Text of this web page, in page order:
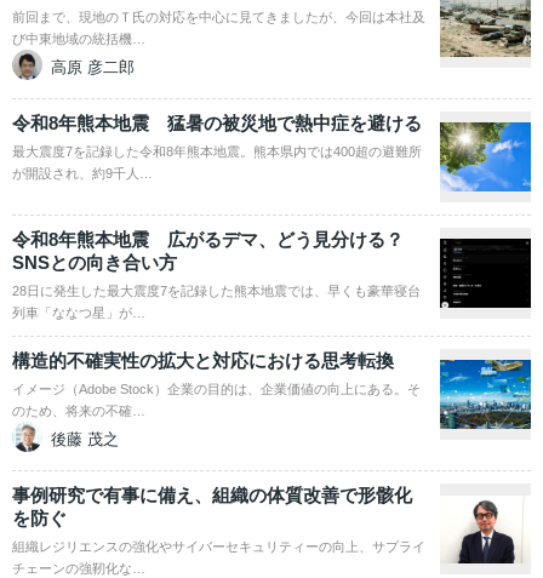
前回まで、現地のＴ氏の対応を中心に見てきましたが、今回は本社及
び中東地域の統括機…
高原 彦二郎
令和8年熊本地震 猛暑の被災地で熱中症を避ける
最大震度7を記録した令和8年熊本地震。熊本県内では400超の避難所
が開設され、約9千人…
令和8年熊本地震 広がるデマ、どう見分ける？
SNSとの向き合い方
28日に発生した最大震度7を記録した熊本地震では、早くも豪華寝台
列車「ななつ星」が…
構造的不確実性の拡大と対応における思考転換
イメージ（Adobe Stock）企業の目的は、企業価値の向上にある。そ
のため、将来の不確…
後藤 茂之
事例研究で有事に備え、組織の体質改善で形骸化
を防ぐ
組織レジリエンスの強化やサイバーセキュリティーの向上、サプライ
チェーンの強靭化な…